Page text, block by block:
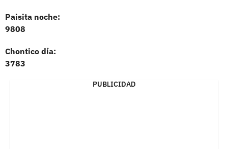
Paisita noche:
9808
Chontico día:
3783
PUBLICIDAD